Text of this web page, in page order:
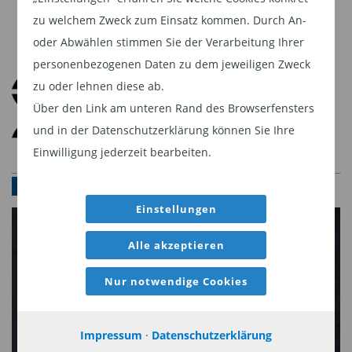
zu welchem Zweck zum Einsatz kommen. Durch An-
oder Abwählen stimmen Sie der Verarbeitung Ihrer
personenbezogenen Daten zu dem jeweiligen Zweck
zu oder lehnen diese ab.
Über den Link am unteren Rand des Browserfensters
und in der Datenschutzerklärung können Sie Ihre
Einwilligung jederzeit bearbeiten.
Einstellungen
Alle akzeptieren
Nur notwendige Cookies
Impressum · Datenschutzerklärung
wider.
SWS wird dafür verantwortlich sein, die
Zusammenarbeit von Smart Wealth mit lokalen
institutionellen Investoren – darunter
Pensionskassen, Banken und professionelle
Asset Allokatoren – zu unterstützen sowie beim
laufenden Beziehungsmanagement in Taiwan
mitzuwirken.
Die proprietäre KI‑Technologie von Smart Wealth
wurde über mehr als zwei Jahrzehnte hinweg von
seinem Gründer und CEO, Dr. Miró Mitev,
gemeinsam mit seinem Team entwickelt und
Weiter